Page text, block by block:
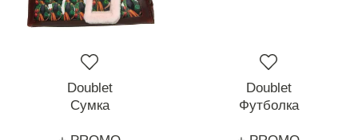
Doublet
Сумка
Doublet
Футболка